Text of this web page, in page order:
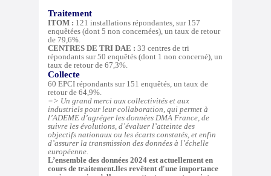
Traitement
ITOM : 121 installations répondantes, sur 157
enquêtées (dont 5 non concernées), un taux de retour
de 79,6%.
CENTRES DE TRI DAE : 33 centres de tri
répondants sur 50 enquêtés (dont 1 non concerné), un
taux de retour de 67,3%.
Collecte
60 EPCI répondants sur 151 enquêtés, un taux de
retour de 64,9%.
=> Un grand merci aux collectivités et aux
industriels pour leur collaboration, qui permet à
l’ADEME d’agréger les données DMA France, de
suivre les évolutions, d’évaluer l’atteinte des
objectifs nationaux ou les écarts constatés, et enfin
d’assurer la transmission des données à l’échelle
européenne.
L’ensemble des données 2024 est actuellement en
cours de traitement.lles revêtent d'une importance